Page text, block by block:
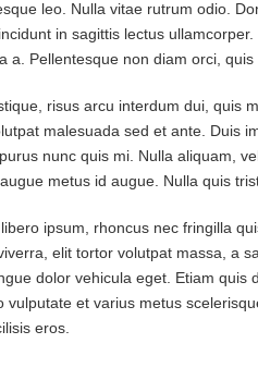
leo. Nulla vitae rutrum odio.
in sagittis lectus
a. Pellentesque non diam orci,
risus arcu interdum dui, quis
malesuada sed et ante. Duis
nunc quis mi. Nulla aliquam,
metus id augue. Nulla quis
ipsum, rhoncus nec fringilla
elit tortor volutpat massa, a
dolor vehicula eget. Etiam quis
vulputate et varius metus
eros.